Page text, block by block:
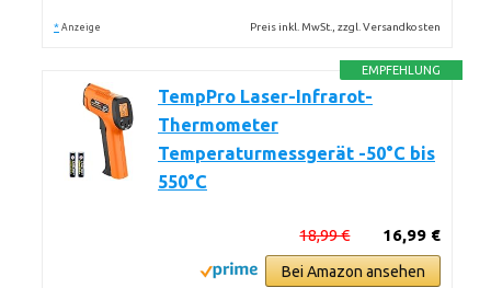
* Anzeige Preis inkl. MwSt., zzgl. Versandkosten
EMPFEHLUNG
TempPro Laser-Infrarot-
Thermometer
Temperaturmessgerät -50°C bis
550°C
16,99 €
18,99 €
Bei Amazon ansehen